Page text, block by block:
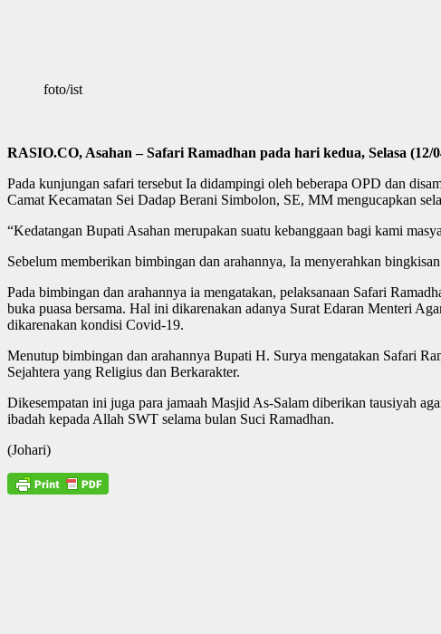
foto/ist
RASIO.CO, Asahan – Safari Ramadhan pada hari kedua, Selasa
Pada kunjungan safari tersebut Ia didampingi oleh beberapa OPD dan
Camat Kecamatan Sei Dadap Berani Simbolon, SE, MM mengucapkan
“Kedatangan Bupati Asahan merupakan suatu kebanggaan bagi kami
Sebelum memberikan bimbingan dan arahannya, Ia menyerahkan
Pada bimbingan dan arahannya ia mengatakan, pelaksanaan Safari
buka puasa bersama. Hal ini dikarenakan adanya Surat Edaran Menteri
dikarenakan kondisi Covid-19.
Menutup bimbingan dan arahannya Bupati H. Surya mengatakan Safari
Sejahtera yang Religius dan Berkarakter.
Dikesempatan ini juga para jamaah Masjid As-Salam diberikan tausiyah
ibadah kepada Allah SWT selama bulan Suci Ramadhan.
(Johari)